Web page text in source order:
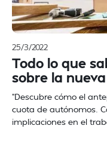
25/3/2022
Todo lo que
sobre la
"Descubre cómo el
cuota de autónomos.
implicaciones en el